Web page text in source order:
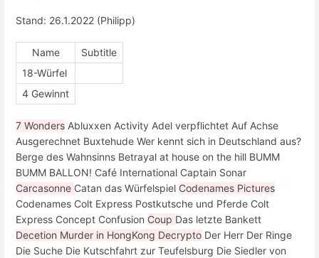
Stand: 26.1.2022 (Philipp)
Name
Subtitle
18-Würfel
4 Gewinnt
7 Wonders Abluxxen Activity Adel verpflichtet Auf Achse
Ausgerechnet Buxtehude Wer kennt sich in Deutschland aus?
Berge des Wahnsinns Betrayal at house on the hill BUMM
BUMM BALLON! Café International Captain Sonar
Carcasonne Catan das Würfelspiel Codenames Pictures
Codenames Colt Express Postkutsche und Pferde Colt
Express Concept Confusion Coup Das letzte Bankett
Decetion Murder in HongKong Decrypto Der Herr Der Ringe
Die Suche Die Kutschfahrt zur Teufelsburg Die Siedler von